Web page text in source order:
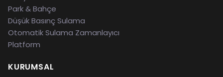
Park & Bahçe
Düşük Basınç Sulama
Otomatik Sulama Zamanlayıcı
Platform
KURUMSAL